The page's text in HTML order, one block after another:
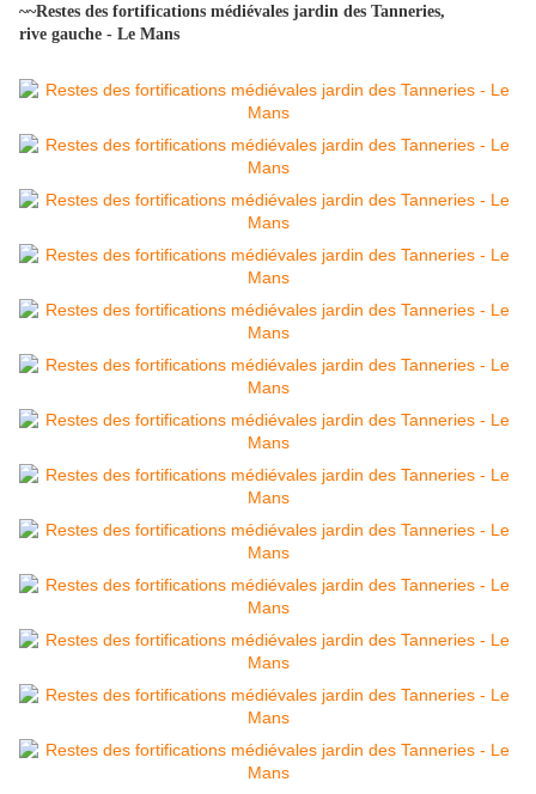
~~Restes des fortifications médiévales jardin des Tanneries,
rive gauche - Le Mans